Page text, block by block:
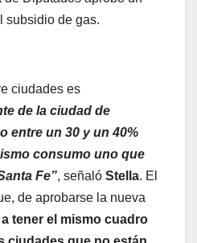
subsidio de gas.
ciudades es
de la ciudad de
entre un 30 y un 40%
consumo uno que
Fe”, señaló Stella. El
de aprobarse la nueva
tener el mismo cuadro